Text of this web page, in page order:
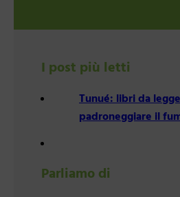
I post più letti
Tunué: libri da
padroneggiare il
Parliamo di